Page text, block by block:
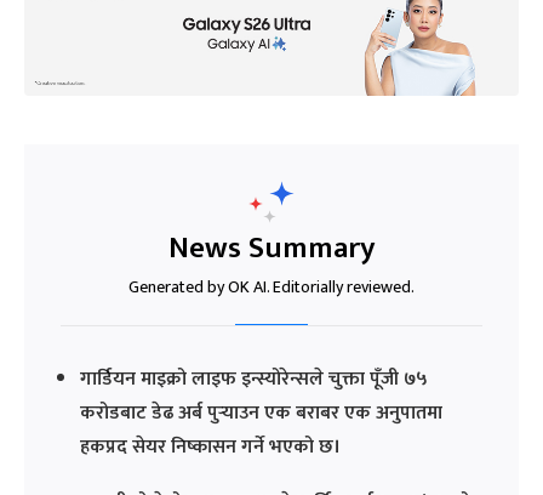
News Summary
Generated by OK AI. Editorially reviewed.
गार्डियन माइक्रो लाइफ इन्स्योरेन्सले चुक्ता पूँजी ७५
करोडबाट डेढ अर्ब पुर्‍याउन एक बराबर एक अनुपातमा
हकप्रद सेयर निष्कासन गर्ने भएको छ।